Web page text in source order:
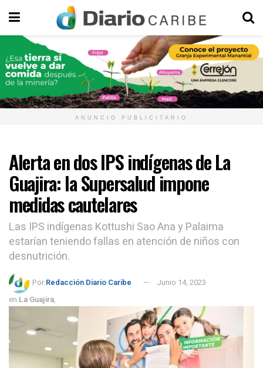
ANUNCIO PUBLICITARIO
Alerta en dos IPS indígenas de La
Guajira: la Supersalud impone
medidas cautelares
Las IPS indígenas Kottushi Sao Ana y Palaima
estarían teniendo fallas en atención de niños con
desnutrición.
Por:Redacción Diario Caribe
Junio 14, 2023
en La Guajira,